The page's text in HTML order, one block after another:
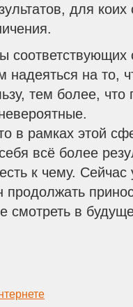
для коих
соответствующих
на то,
тем более, что
в рамках этой
всё более
к чему.
смотреть в